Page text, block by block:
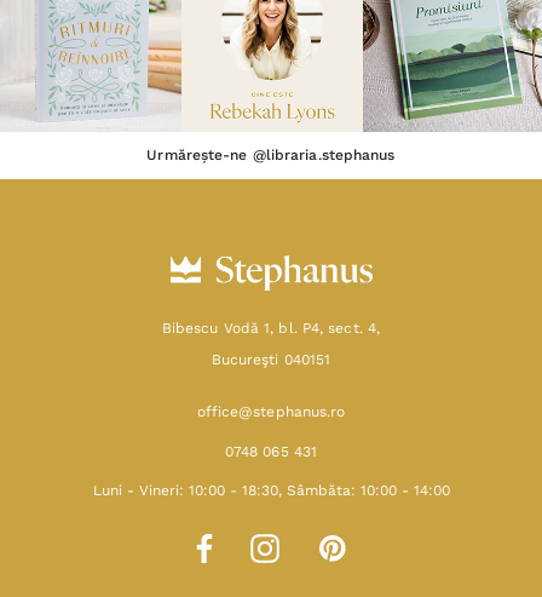
Urmărește-ne @libraria.stephanus
Bibescu Vodă 1, bl. P4, sect. 4,
Bucureşti 040151
office@stephanus.ro
0748 065 431
Luni - Vineri: 10:00 - 18:30, Sâmbăta: 10:00 - 14:00